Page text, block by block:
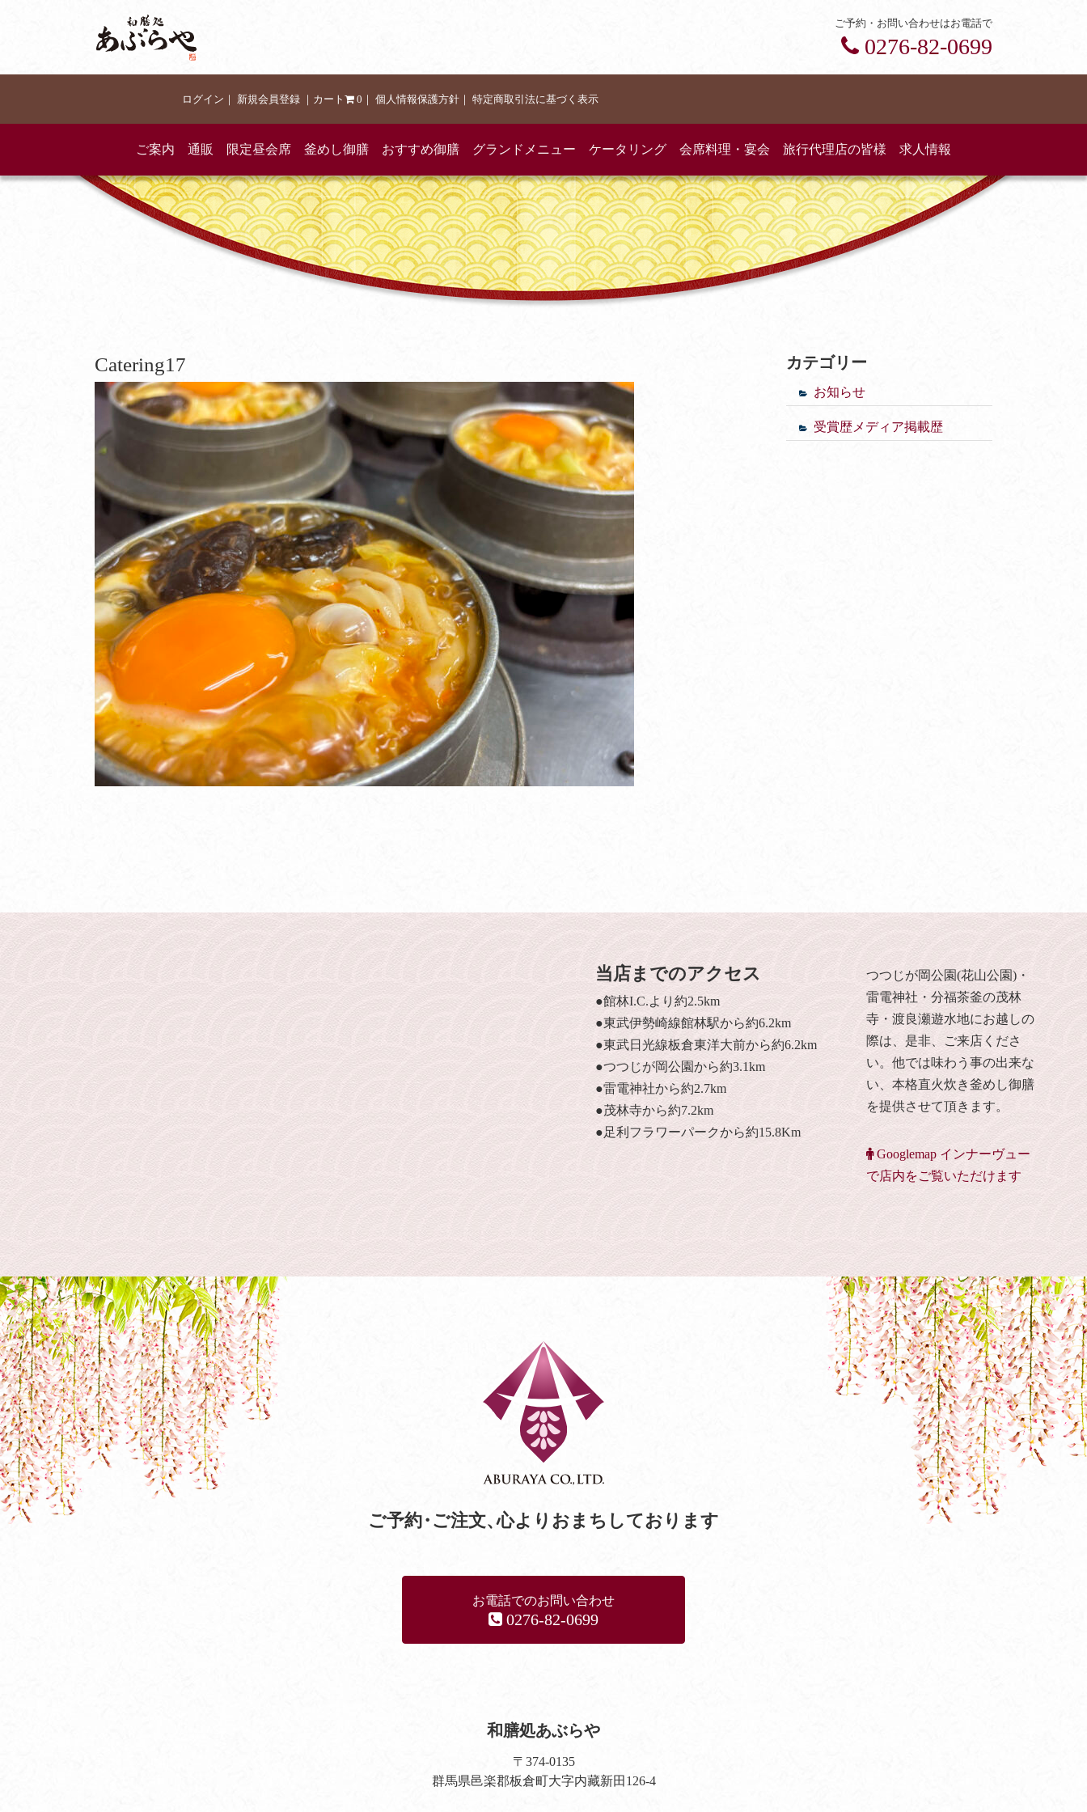
ご予約・お問い合わせはお電話で
0276-82-0699
ログイン ｜ 新規会員登録｜ カート 0 ｜ 個人情報保護方針｜ 特定商取引法に基づく表示
ご案内 通販 限定昼会席 釜めし御膳 おすすめ御膳 グランドメニュー ケータリング 会席料理・宴会 旅行代理店の皆様 求人情報
Catering17 カテゴリー
お知らせ
受賞歴メディア掲載歴
当店までのアクセス
●館林I.C.より約2.5km
●東武伊勢崎線館林駅から約6.2km
●東武日光線板倉東洋大前から約6.2km
●つつじが岡公園から約3.1km
●雷電神社から約2.7km
●茂林寺から約7.2km
●足利フラワーパークから約15.8Km
つつじが岡公園(花山公園)・
雷電神社・分福茶釜の茂林
寺・渡良瀬遊水地にお越しの
際は、是非、ご来店くださ
い。他では味わう事の出来な
い、本格直火炊き釜めし御膳
を提供させて頂きます。
Googlemap インナーヴュー
で店内をご覧いただけます
ご予約・ご注文、心よりおまちしております
お電話でのお問い合わせ
0276-82-0699
和膳処あぶらや
〒374-0135
群馬県邑楽郡板倉町大字内藏新田126-4